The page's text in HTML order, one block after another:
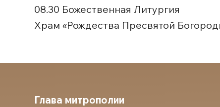
08.30 Божественная Литургия
Храм «Рождества Пресвятой
Глава митрополии